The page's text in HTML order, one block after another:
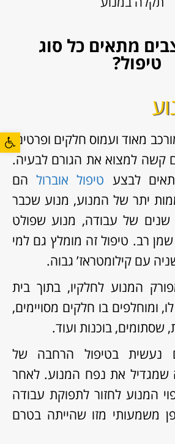
פתח
מתאים כל סוג
טיפול?
מאוד ועמוס חלקים ופרטים,
קשה למצוא את הגורם לבעיה.
לבצע טיפול אוברולהם
יתר של המנוע, מנוע שכבר
שנים של עבודה, מנוע שפולט
רב. טיפול זה מומלץ גם למי
עם קילומטראז’ גבוה.
המנוע לחלקיו, בתוך בית
ומוחלפים בו חלקים מסויימים,
שסתומים, בוכנות ועוד.
נעשית בטיפול הרחבה של
שמגדיל את נפח המנוע. לאחר
המנוע לחזור לתפוקת עבודה
משמעותי מזו שהייתה בטרם